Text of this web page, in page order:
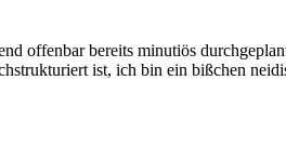
offenbar bereits minutiös
ist, ich bin ein bißchen